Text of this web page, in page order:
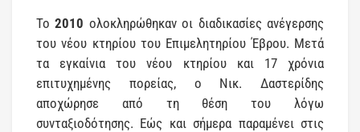
Το2010 ολοκληρώθηκαν οι διαδικασίες ανέγερσης
του νέου κτηρίου του Επιμελητηρίου Έβρου. Μετά
τα εγκαίνια του νέου κτηρίου και 17 χρόνια
επιτυχημένης πορείας, ο Νικ. Δαστερίδης
αποχώρησε από τη θέση του λόγω
συνταξιοδότησης. Εώς και σήμερα παραμένει στις